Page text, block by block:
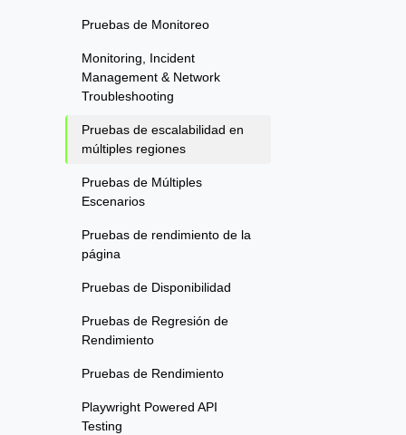
Pruebas de Monitoreo
Monitoring, Incident
Management & Network
Troubleshooting
Pruebas de escalabilidad en
múltiples regiones
Pruebas de Múltiples
Escenarios
Pruebas de rendimiento de la
página
Pruebas de Disponibilidad
Pruebas de Regresión de
Rendimiento
Pruebas de Rendimiento
Playwright Powered API
Testing